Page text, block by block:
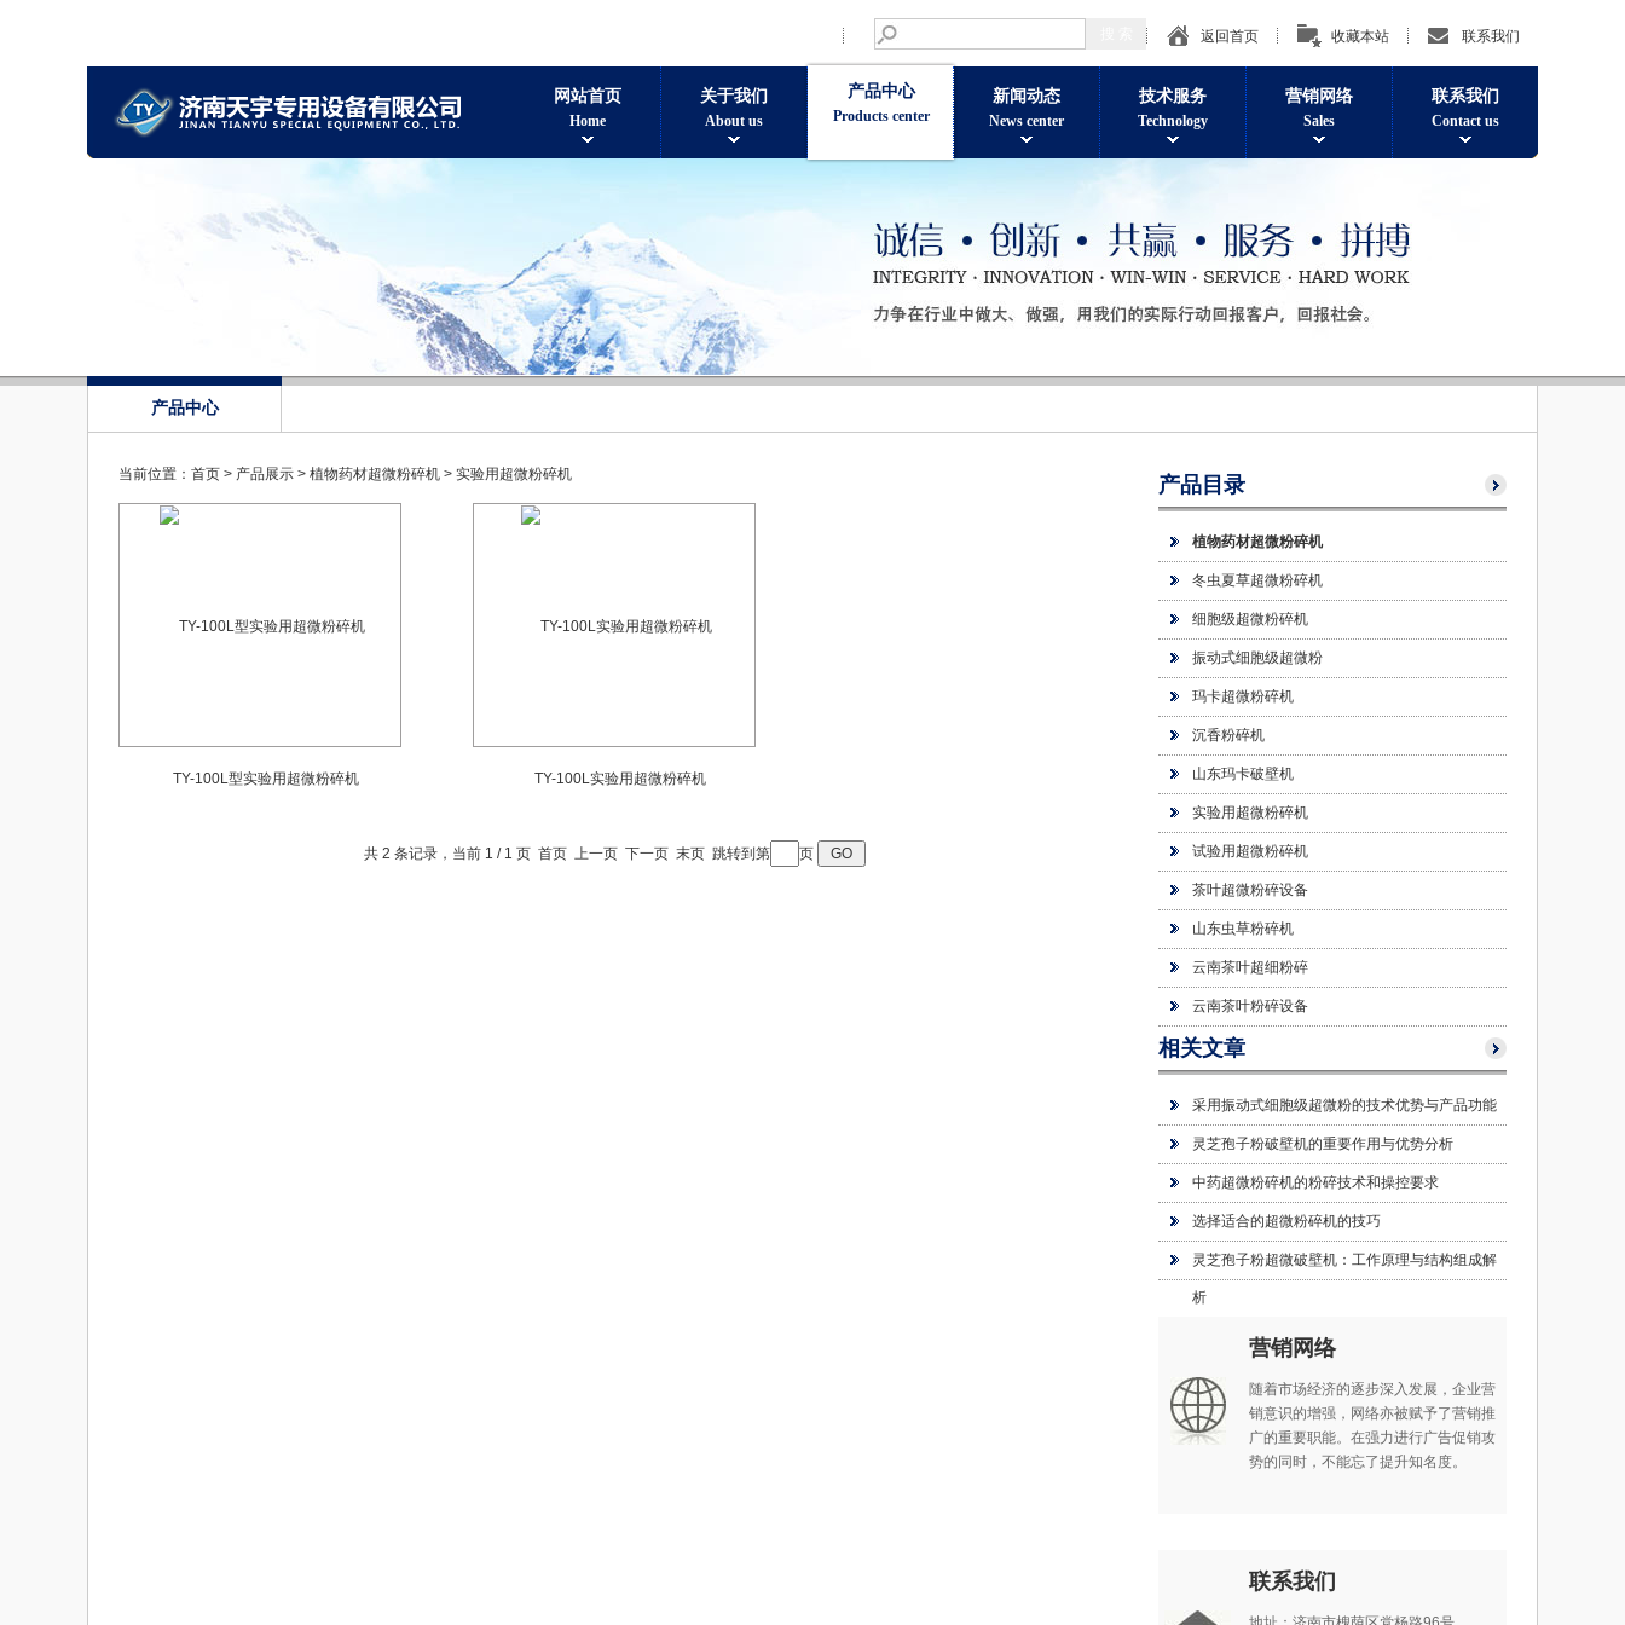
返回首页 收藏本站 联系我们
网站首页
Home
关于我们
About us
产品中心
Products center
新闻动态
News center
技术服务
Technology
营销网络
Sales
联系我们
Contact us
产品中心
产品目录
植物药材超微粉碎机
冬虫夏草超微粉碎机
细胞级超微粉碎机
振动式细胞级超微粉
玛卡超微粉碎机
沉香粉碎机
山东玛卡破壁机
实验用超微粉碎机
试验用超微粉碎机
茶叶超微粉碎设备
山东虫草粉碎机
云南茶叶超细粉碎
云南茶叶粉碎设备
相关文章
采用振动式细胞级超微粉的技术优势与产品功能
灵芝孢子粉破壁机的重要作用与优势分析
中药超微粉碎机的粉碎技术和操控要求
选择适合的超微粉碎机的技巧
灵芝孢子粉超微破壁机：工作原理与结构组成解
析
营销网络
随着市场经济的逐步深入发展，企业营
销意识的增强，网络亦被赋予了营销推
广的重要职能。在强力进行广告促销攻
势的同时，不能忘了提升知名度。
联系我们
当前位置： 首页 > 产品展示 > 植物药材超微粉碎机 > 实验用超微粉碎机
TY-100L型实验用超微粉碎机 TY-100L实验用超微粉碎机
共 2 条记录，当前 1 / 1 页 首页 上一页 下一页 末页 跳转到第 页